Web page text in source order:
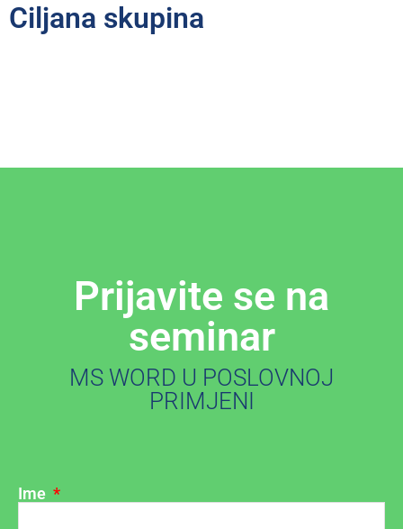
Ciljana skupina
Prijavite se na
seminar
MS WORD U POSLOVNOJ
PRIMJENI
Ime